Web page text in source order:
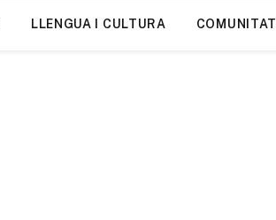
LLENGUA I CULTURA COMUNITAT